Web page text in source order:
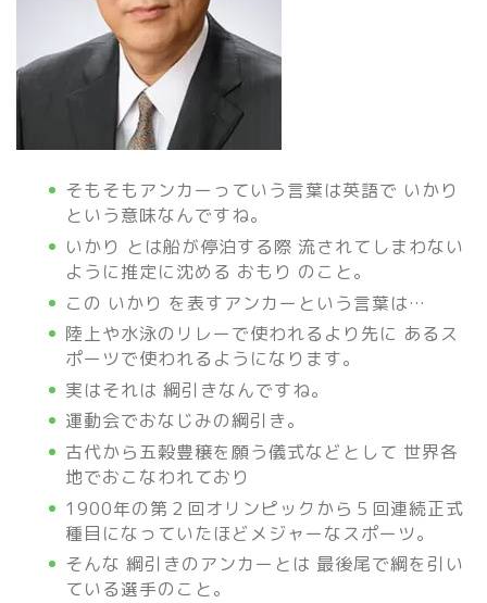
そもそもアンカーっていう言葉は英語で いかり
という意味なんですね。
いかり とは船が停泊する際 流されてしまわない
ように推定に沈める おもり のこと。
この いかり を表すアンカーという言葉は…
陸上や水泳のリレーで使われるより先に あるス
ポーツで使われるようになります。
実はそれは 綱引きなんですね。
運動会でおなじみの綱引き。
古代から五穀豊穣を願う儀式などとして 世界各
地でおこなわれており
1900年の第２回オリンピックから５回連続正式
種目になっていたほどメジャーなスポーツ。
そんな 綱引きのアンカーとは 最後尾で綱を引い
ている選手のこと。